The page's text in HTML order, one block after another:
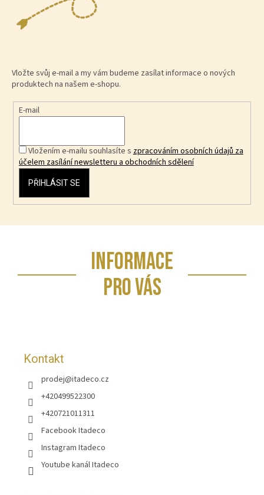
Vložte svůj e-mail a my vám budeme zasílat informace o nových
produktech na našem e-shopu.
E-mail
Vložením e-mailu souhlasíte szpracováním osobních údajů za
účelem zasílání newsletteru a obchodních sdělení
PŘIHLÁSIT SE
INFORMACE
PRO VÁS
Kontakt
prodej@itadeco.cz
+420499522300
+420721011311
Facebook Itadeco
Instagram Itadeco
Youtube kanál Itadeco